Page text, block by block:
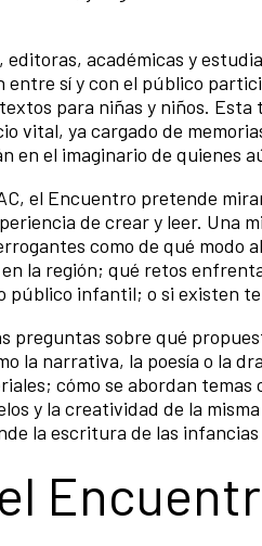
académicas y
entre sí y con el público
para niñas y niños.
vital, ya cargado de
en el imaginario de quienes
el Encuentro pretende
de crear y leer. Una
como de qué modo
la región; qué retos
público infantil; o si existen
preguntas sobre qué
la narrativa, la poesía o la
cómo se abordan
y la creatividad de la
la escritura de las